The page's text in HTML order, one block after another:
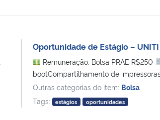
Oportunidade de Estágio –
Remuneração: Bolsa PRAE R$250
bootCompartilhamento de
Outras categorias do item: Bolsa
Tags:
estágios oportunidades